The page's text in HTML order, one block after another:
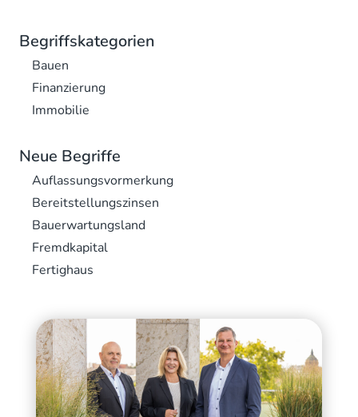
Begriffskategorien
Bauen
Finanzierung
Immobilie
Neue Begriffe
Auflassungsvormerkung
Bereitstellungszinsen
Bauerwartungsland
Fremdkapital
Fertighaus